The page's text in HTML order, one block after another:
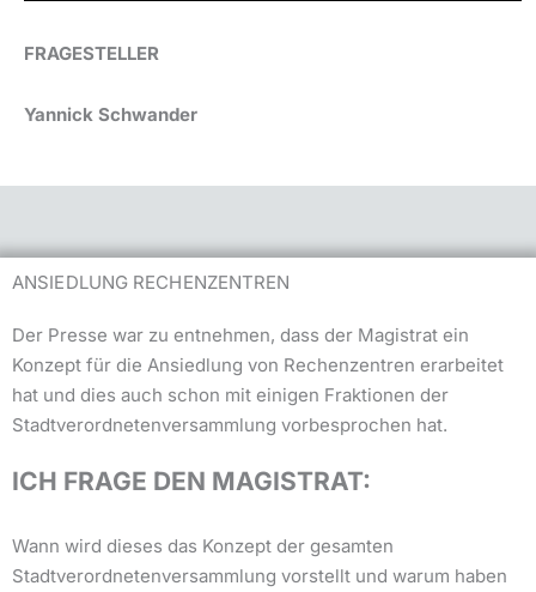
FRAGESTELLER
Yannick Schwander
ANSIEDLUNG RECHENZENTREN
Der Presse war zu entnehmen, dass der Magistrat ein
Konzept für die Ansiedlung von Rechenzentren erarbeitet
hat und dies auch schon mit einigen Fraktionen der
Stadtverordnetenversammlung vorbesprochen hat.
ICH FRAGE DEN MAGISTRAT:
Wann wird dieses das Konzept der gesamten
Stadtverordnetenversammlung vorstellt und warum haben